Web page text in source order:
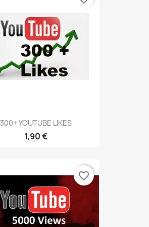
300+ YOUTUBE LIKES
1,90 €
favorite_border